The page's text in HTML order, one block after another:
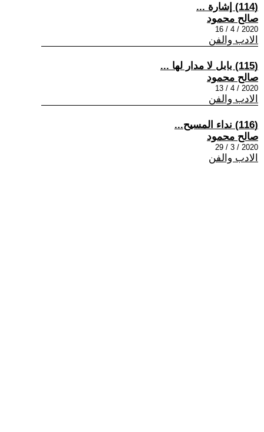
(114) إشارة ...
صالح محمود
2020 / 4 / 16
الادب والفن
(115) بابل لا مدار لها ...
صالح محمود
2020 / 4 / 13
الادب والفن
(116) نداء المسيح...
صالح محمود
2020 / 3 / 29
الادب والفن